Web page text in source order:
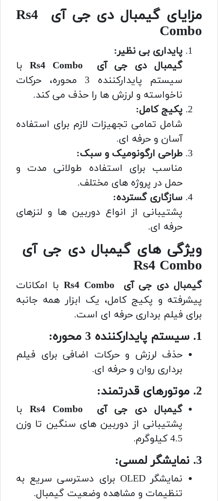
مزایای گیمبال دی جی آی Rs4
Combo
پایداری بی نظیر:
گیمبال دی جی آی Rs4 Combo
با
سیستم پایدارکننده 3 محوره، حرکات
ناخواسته و لرزش ها را حذف می کند.
پکیج کامل:
شامل تمامی تجهیزات لازم برای استفاده
آسان و حرفه ای.
طراحی ارگونومیک و سبک:
مناسب برای استفاده طولانی مدت و
حمل در پروژه های مختلف.
سازگاری گسترده:
پشتیبانی از انواع دوربین ها و لنزهای
حرفه ای.
ویژگی های گیمبال دی جی آی
Rs4 Combo
گیمبال دی جی آی Rs4 Combo
با امکانات
پیشرفته و پکیج کامل، یک ابزار همه جانبه
برای فیلم برداری حرفه ای است.
1. سیستم پایدارکننده 3 محوره:
حذف لرزش و حرکات اضافی برای فیلم
برداری روان و حرفه ای.
2. موتورهای قدرتمند:
گیمبال دی جی آی Rs4 Combo
با
پشتیبانی از دوربین های سنگین تا وزن
4.5 کیلوگرم.
3. نمایشگر لمسی:
نمایشگر OLED برای دسترسی سریع به
تنظیمات و مشاهده وضعیت گیمبال.